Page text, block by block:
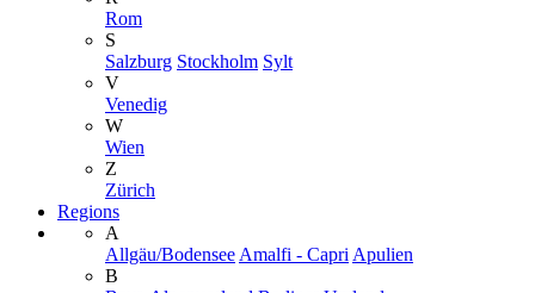
Rom
S
Salzburg Stockholm Sylt
V
Venedig
W
Wien
Z
Zürich
Regions
A
Allgäu/Bodensee Amalfi - Capri Apulien
B